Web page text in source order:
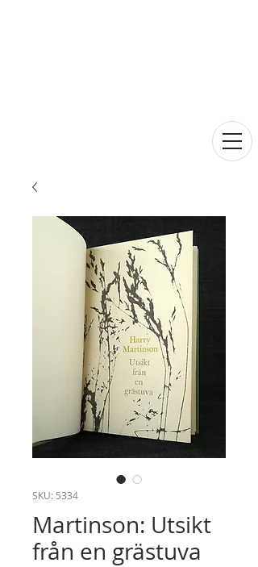
SKU: 5334
Martinson: Utsikt
från en grästuva